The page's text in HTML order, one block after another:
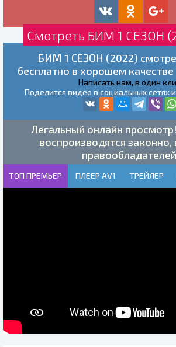
Смотреть БИМ 1 СЕЗОН
БИМ 1 СЕЗОН (2022)
бесплатно в хорошем качестве
Написать нам, в один
Поделится видео в социальных сетях
Легальный онлайн
воспроизводятся законно,
ТОП ПРЕМЬЕР ПЛЕЕР AV1 ТРЕЙЛЕР